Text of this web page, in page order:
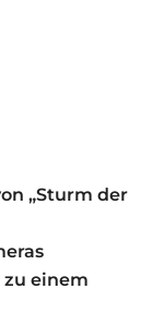
„Sturm der
einem